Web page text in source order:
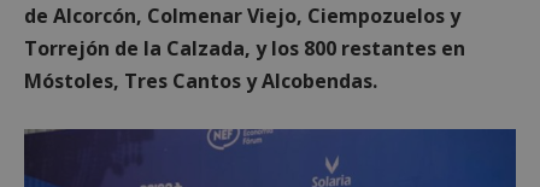
de Alcorcón, Colmenar Viejo, Ciempozuelos y
Torrejón de la Calzada, y los 800 restantes en
Móstoles, Tres Cantos y Alcobendas.